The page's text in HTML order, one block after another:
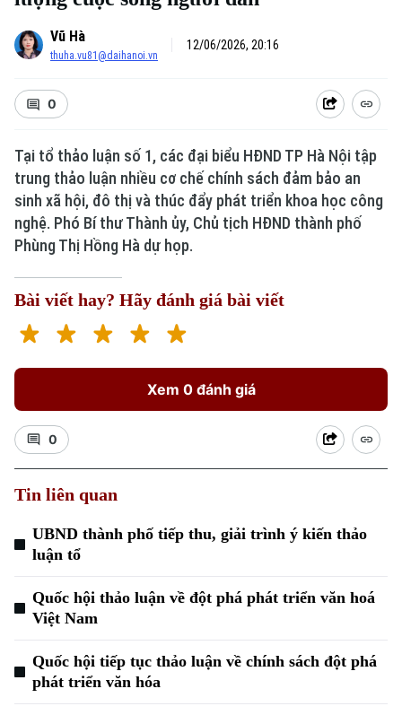
Xu hướng
Vũ Hà
thuha.vu81@daihanoi.vn
12/06/2026, 20:16
0
Tại tổ thảo luận số 1, các đại biểu HĐND TP Hà Nội tập
trung thảo luận nhiều cơ chế chính sách đảm bảo an
sinh xã hội, đô thị và thúc đẩy phát triển khoa học công
nghệ. Phó Bí thư Thành ủy, Chủ tịch HĐND thành phố
Phùng Thị Hồng Hà dự họp.
Bài viết hay? Hãy đánh giá bài viết
Xem 0 đánh giá
0
Tin liên quan
UBND thành phố tiếp thu, giải trình ý kiến thảo
luận tổ
Quốc hội thảo luận về đột phá phát triển văn hoá
Việt Nam
Quốc hội tiếp tục thảo luận về chính sách đột phá
phát triển văn hóa